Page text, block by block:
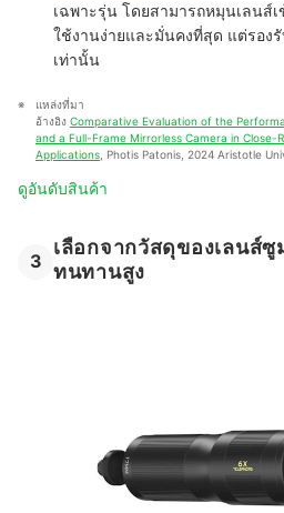
เฉพาะรุ่น โดยสามารถหมุนเลนส์
ใช้งานง่ายและมั่นคงที่สุด แต่รอง
เท่านั้น
แหล่งที่มา
อ้างอิง Comparative Evaluation of the
and a Full-Frame Mirrorless Camera in Close-
Applications , Photis Patonis, 2024 Aristotle
ดูอันดับสินค้า
3
เลือกจากวัสดุของเลนส์
ทนทานสูง